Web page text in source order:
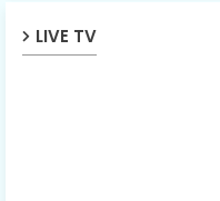
LIVE TV